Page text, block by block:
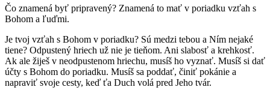
Čo znamená byť pripravený? Znamená to mať v poriadku vzťah s
Bohom a ľuďmi.
Je tvoj vzťah s Bohom v poriadku? Sú medzi tebou a Ním nejaké
tiene? Odpustený hriech už nie je tieňom. Ani slabosť a krehkosť.
Ak ale žiješ v neodpustenom hriechu, musíš ho vyznať. Musíš si dať
účty s Bohom do poriadku. Musíš sa poddať, činiť pokánie a
napraviť svoje cesty, keď ťa Duch volá pred Jeho tvár.